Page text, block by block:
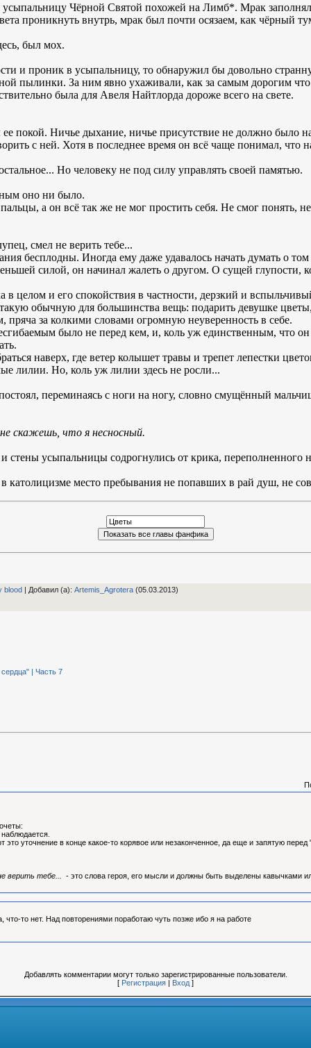
усыпальницу Чёрной Святой похожей на Лимб*. Мрак
проникнуть внутрь, мрак был почти осязаем, как чёрный
был мох.
и проник в усыпальницу, то обнаружил бы довольно
пылинки. За ним явно ухаживали, как за самым дорогим
была для Авеля Найтлорда дороже всего на свете.
покой. Ничье дыхание, ничье присутствие не должно было
с ней. Хотя в последнее время он всё чаще понимал, что
Но человеку не под силу управлять своей памятью.
оно ни было.
а он всё так же не мог простить себя. Не смог понять,
смел не верить тебе...
бесплодны. Иногда ему даже удавалось начать думать о
силой, он начинал жалеть о другом. О сущей глупости,
в целом и его спокойствия в частности, дерзкий и
обычную для большинства вещь: подарить девушке цветы,
за колкими словами огромную неуверенность в себе.
было не перед кем, и, коль уж единственным, что
наверх, где ветер колышет травы и трепет лепестки
лилии. Но, коль уж лилии здесь не росли...
переминаясь с ноги на ногу, словно смущённый
скажешь, что я несносный.
и стены усыпальницы содрогнулись от крика, переполненного
место пребывания не попавших в рай душ, не
blood | Добавил (а): Artemis_Agrotera (05.03.2013)
| Часть 7
это уточнение в конце какое-то корявое или незаконченное, да еще и запятую перед
верить тебе... - это слова героя, его мысли и должны быть выделены кавычками
то нет. Над повторениями поработаю чуть позже ибо я на работе
Добавлять комментарии могут только зарегистрированные пользователи.
[ Регистрация | Вход ]